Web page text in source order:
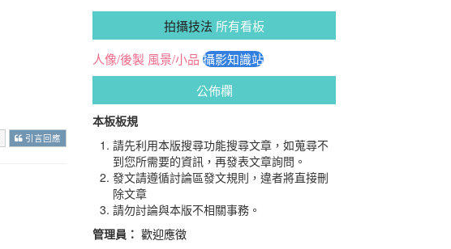
引言回應
拍攝技法 所有看板
人像/後製 風景/小品 攝影知識站
公佈欄
本板板規
請先利用本版搜尋功能搜尋文章，如蒐尋不
到您所需要的資訊，再發表文章詢問。
發文請遵循討論區發文規則，違者將直接刪
除文章
請勿討論與本版不相關事務。
管理員： 歡迎應徵